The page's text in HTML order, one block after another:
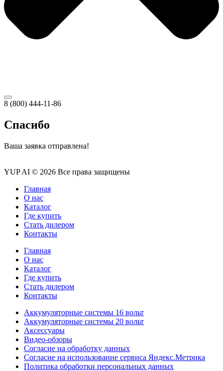
8 (800) 444-11-86
Спасибо
Ваша заявка отправлена!
YUP AI © 2026 Все права защищены
Главная
О нас
Каталог
Где купить
Стать дилером
Контакты
Главная
О нас
Каталог
Где купить
Стать дилером
Контакты
Аккумуляторные системы 16 вольт
Аккумуляторные системы 20 вольт
Аксессуары
Видео-обзоры
Согласие на обработку данных
Согласие на использование сервиса Яндекс.Метрика
Политика обработки персональных данных